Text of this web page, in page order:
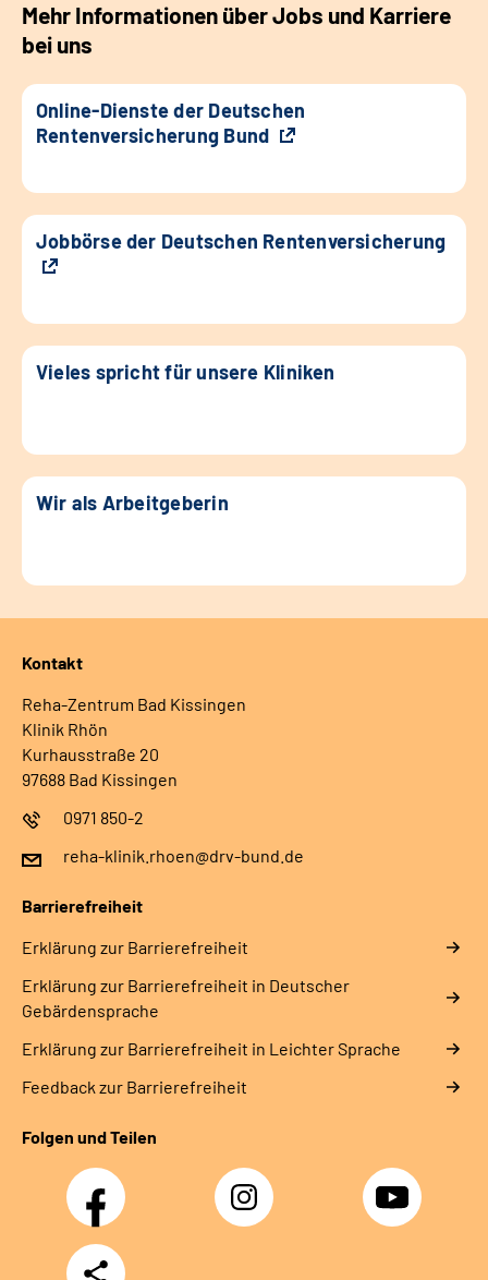
Mehr Informationen über Jobs und Karriere
bei uns
Online-Dienste der Deutschen
Rentenversicherung Bund
Jobbörse der Deutschen Rentenversicherung
Vieles spricht für unsere Kliniken
Wir als Arbeitgeberin
Kontakt
Reha-Zentrum Bad Kissingen
Klinik Rhön
Kurhausstraße 20
97688 Bad Kissingen
0971 850-2
reha-klinik.rhoen@drv-bund.de
Barrierefreiheit
Erklärung zur Barrierefreiheit
Erklärung zur Barrierefreiheit in Deutscher
Gebärdensprache
Erklärung zur Barrierefreiheit in Leichter Sprache
Feedback zur Barrierefreiheit
Folgen und Teilen
Facebook Instagram YouTube
Teilen